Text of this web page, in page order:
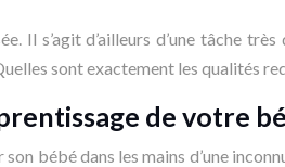
Il s’agit d’ailleurs d’une tâche
sont exactement les qualités
de votre
bébé dans les mains d’une